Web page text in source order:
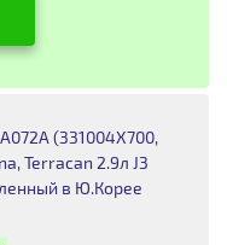
(331004X700,
Terracan 2.9л J3
в Ю.Корее